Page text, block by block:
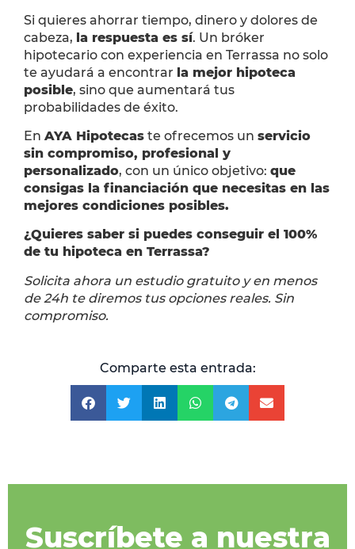
Si quieres ahorrar tiempo, dinero y dolores de
cabeza, la respuesta es sí. Un bróker
hipotecario con experiencia en Terrassa no solo
te ayudará a encontrar la mejor hipoteca
posible, sino que aumentará tus
probabilidades de éxito.
En AYA Hipotecas te ofrecemos un servicio
sin compromiso, profesional y
personalizado, con un único objetivo: que
consigas la financiación que necesitas en las
mejores condiciones posibles.
¿Quieres saber si puedes conseguir el 100%
de tu hipoteca en Terrassa?
Solicita ahora un estudio gratuito y en menos
de 24h te diremos tus opciones reales. Sin
compromiso.
Comparte esta entrada:
Suscríbete a nuestra